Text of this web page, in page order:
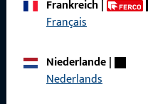
zuverlässig.Frankreich|
Français
Niederlande|
Nederlands